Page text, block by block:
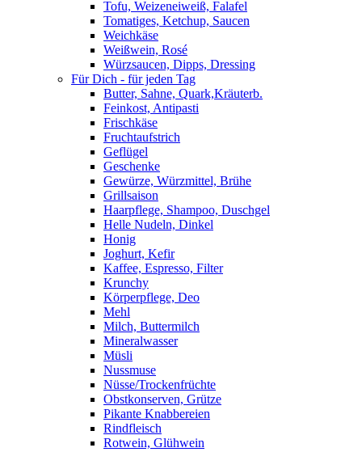
Tofu, Weizeneiweiß, Falafel
Tomatiges, Ketchup, Saucen
Weichkäse
Weißwein, Rosé
Würzsaucen, Dipps, Dressing
Für Dich - für jeden Tag
Butter, Sahne, Quark,Kräuterb.
Feinkost, Antipasti
Frischkäse
Fruchtaufstrich
Geflügel
Geschenke
Gewürze, Würzmittel, Brühe
Grillsaison
Haarpflege, Shampoo, Duschgel
Helle Nudeln, Dinkel
Honig
Joghurt, Kefir
Kaffee, Espresso, Filter
Krunchy
Körperpflege, Deo
Mehl
Milch, Buttermilch
Mineralwasser
Müsli
Nussmuse
Nüsse/Trockenfrüchte
Obstkonserven, Grütze
Pikante Knabbereien
Rindfleisch
Rotwein, Glühwein